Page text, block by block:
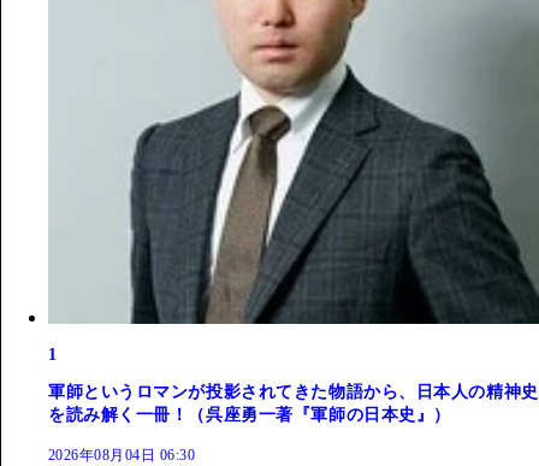
1
軍師というロマンが投影されてきた物語から、日本人の精神史
を読み解く一冊！（呉座勇一著『軍師の日本史』）
2026年08月04日 06:30